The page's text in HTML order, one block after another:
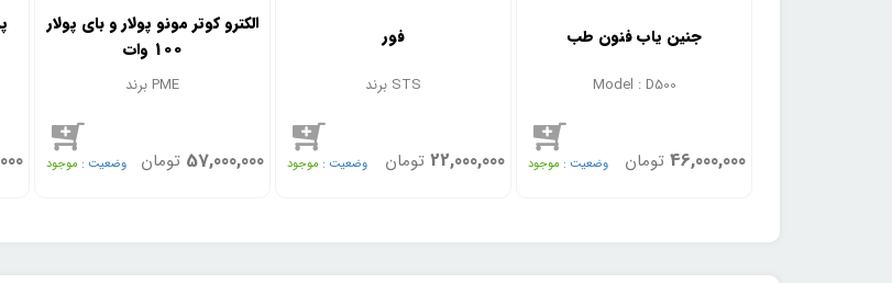
جنین یاب فنون طب
Model : D500
46,000,000 تومان وضعیت : موجود
فور
برند STS
22,000,000 تومان وضعیت : موجود
الکترو کوتر مونو پولار و بای پولار
100 وات
برند PME
57,000,000 تومان وضعیت : موجود